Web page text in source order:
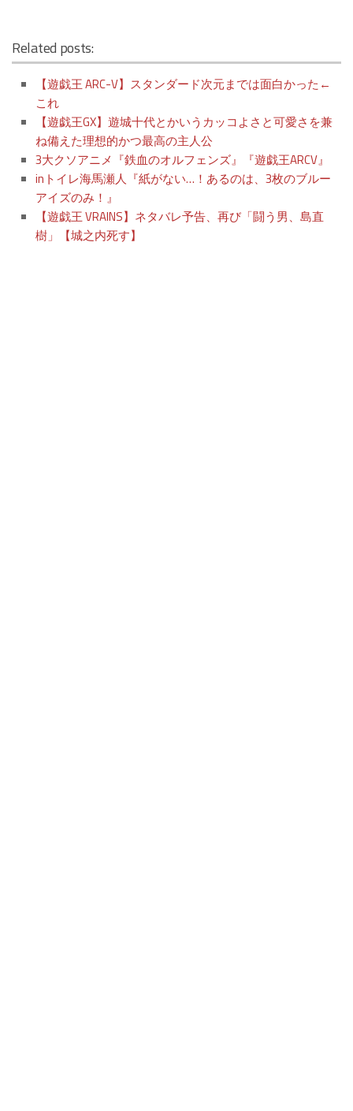
Related posts:
【遊戯王 ARC-V】スタンダード次元までは面白かった←
これ
【遊戯王GX】遊城十代とかいうカッコよさと可愛さを兼
ね備えた理想的かつ最高の主人公
3大クソアニメ『鉄血のオルフェンズ』『遊戯王ARCV』
inトイレ海馬瀬人『紙がない…！あるのは、3枚のブルー
アイズのみ！』
【遊戯王 VRAINS】ネタバレ予告、再び「闘う男、島直
樹」【城之内死す】